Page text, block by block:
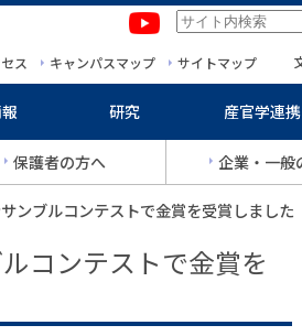
ス キャンパスマップ サイトマップ
研究 産官学連携
保護者の方へ 企業・一般
ンブルコンテストで金賞を受賞しました
コンテストで金賞を